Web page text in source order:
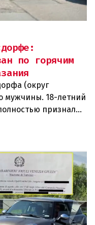
по горячим
(округ
мужчины. 18-летний
признал
преступление